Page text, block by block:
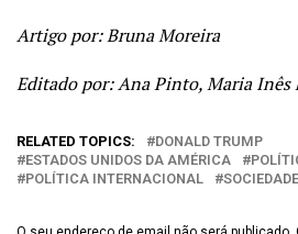
Artigo por: Bruna Moreira
Editado por: Ana Pinto, Maria Inês
RELATED TOPICS:
DONALD TRUMP
ESTADOS UNIDOS DA AMÉRICA
POLÍTICA INTERNACIONAL
SOCIEDADE